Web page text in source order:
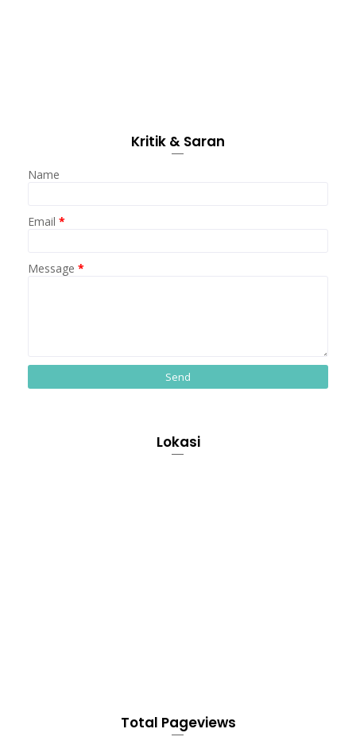
Kritik & Saran
Name
Email *
Message *
Lokasi
Total Pageviews